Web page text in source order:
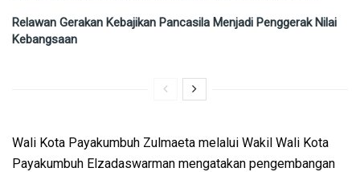
Relawan Gerakan Kebajikan Pancasila Menjadi Penggerak Nilai
Kebangsaan
Wali Kota Payakumbuh Zulmaeta melalui Wakil Wali Kota
Payakumbuh Elzadaswarman mengatakan pengembangan